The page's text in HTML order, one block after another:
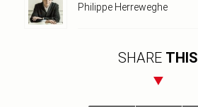
Philippe Herreweghe
SHARE THIS